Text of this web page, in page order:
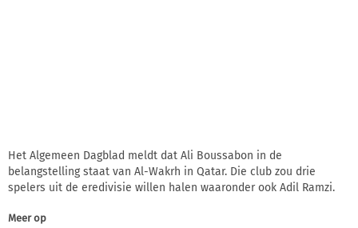
Het Algemeen Dagblad meldt dat Ali Boussabon in de
belangstelling staat van Al-Wakrh in Qatar. Die club zou drie
spelers uit de eredivisie willen halen waaronder ook Adil Ramzi.
Meer op